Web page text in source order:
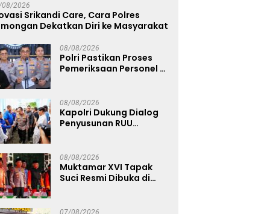
08/2026
Srikandi Care, Cara Polres
Dekatkan Diri ke Masyarakat
08/08/2026
Polri Pastikan Proses
Pemeriksaan Personel di
Transparan
08/08/2026
Kapolri Dukung Dialog
Penyusunan RUU
Buruh
08/08/2026
Muktamar XVI Tapak
Suci Resmi Dibuka di
Anggota Kehormatan
07/08/2026